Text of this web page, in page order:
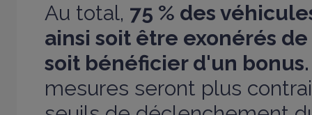
Au total, 75 % des
ainsi soit être exonérés
soit bénéficier d'un bonus.
mesures seront plus